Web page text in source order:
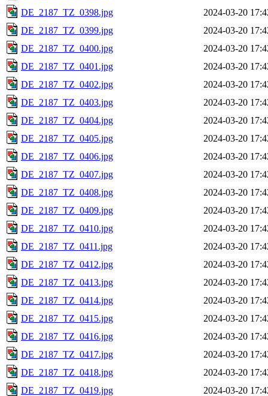
DE_2187_TZ_0398.jpg
2024-03-20
DE_2187_TZ_0399.jpg
2024-03-20
DE_2187_TZ_0400.jpg
2024-03-20
DE_2187_TZ_0401.jpg
2024-03-20
DE_2187_TZ_0402.jpg
2024-03-20
DE_2187_TZ_0403.jpg
2024-03-20
DE_2187_TZ_0404.jpg
2024-03-20
DE_2187_TZ_0405.jpg
2024-03-20
DE_2187_TZ_0406.jpg
2024-03-20
DE_2187_TZ_0407.jpg
2024-03-20
DE_2187_TZ_0408.jpg
2024-03-20
DE_2187_TZ_0409.jpg
2024-03-20
DE_2187_TZ_0410.jpg
2024-03-20
DE_2187_TZ_0411.jpg
2024-03-20
DE_2187_TZ_0412.jpg
2024-03-20
DE_2187_TZ_0413.jpg
2024-03-20
DE_2187_TZ_0414.jpg
2024-03-20
DE_2187_TZ_0415.jpg
2024-03-20
DE_2187_TZ_0416.jpg
2024-03-20
DE_2187_TZ_0417.jpg
2024-03-20
DE_2187_TZ_0418.jpg
2024-03-20
DE_2187_TZ_0419.jpg
2024-03-20